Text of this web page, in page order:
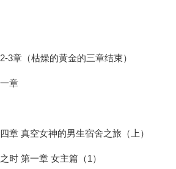
3章（枯燥的黄金的三章结束）
章
章 真空女神的男生宿舍之旅（上）
时 第一章 女主篇（1）